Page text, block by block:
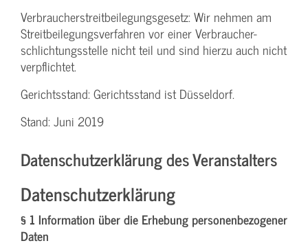
Verbraucher­streitbeilegungs­gesetz: Wir nehmen am
Streit­beilegungs­verfahren vor einer Verbraucher­
schlichtungs­stelle nicht teil und sind hierzu auch nicht
verpflichtet.
Gerichtsstand: Gerichtsstand ist Düsseldorf.
Stand: Juni 2019
Datenschutzerklärung des Veranstalters
Datenschutzerklärung
§ 1 Information über die Erhebung personenbezogener
Daten